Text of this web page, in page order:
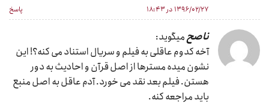
۱۳۹۶/۰۲/۲۷ در ۱۸:۴۳ پاسخ
ناصحمیگوید:
آخه کدوم عاقلی به فیلم و سریال استناد می کنه؟! این
نشون میده مسترها از اصل قرآن و احادیث به دور
هستن. فیلم بعد نقد می خورد. آدم عاقل به اصل منبع
باید مراجعه کنه.